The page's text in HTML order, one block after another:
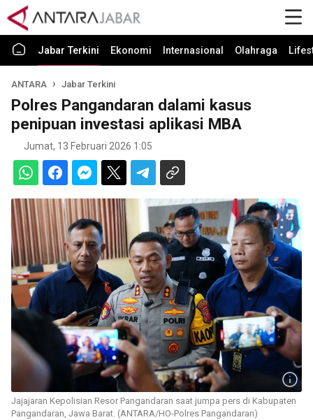
Jabar Terkini Ekonomi Internasional Olahraga
ANTARA Jabar Terkini
Polres Pangandaran dalami kasus
penipuan investasi aplikasi MBA
Jumat, 13 Februari 2026 1:05
Jajajaran Kepolisian Resor Pangandaran saat jumpa pers di Kabupaten
Pangandaran, Jawa Barat. (ANTARA/HO-Polres Pangandaran)